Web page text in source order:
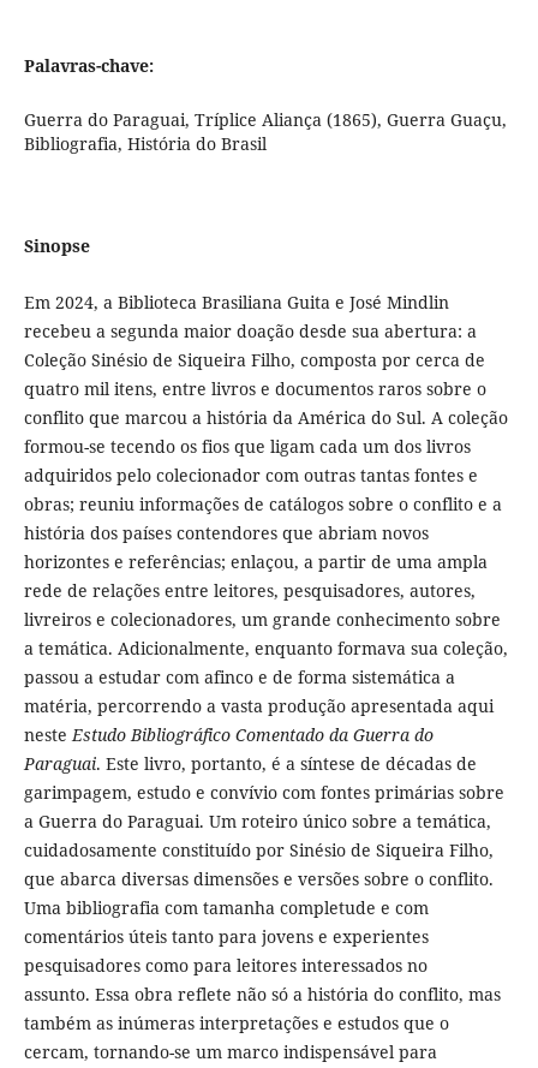
Palavras-chave:
Guerra do Paraguai, Tríplice Aliança (1865), Guerra Guaçu,
Bibliografia, História do Brasil
Sinopse
Em 2024, a Biblioteca Brasiliana Guita e José Mindlin
recebeu a segunda maior doação desde sua abertura: a
Coleção Sinésio de Siqueira Filho, composta por cerca de
quatro mil itens, entre livros e documentos raros sobre o
conflito que marcou a história da América do Sul. A coleção
formou-se tecendo os fios que ligam cada um dos livros
adquiridos pelo colecionador com outras tantas fontes e
obras; reuniu informações de catálogos sobre o conflito e a
história dos países contendores que abriam novos
horizontes e referências; enlaçou, a partir de uma ampla
rede de relações entre leitores, pesquisadores, autores,
livreiros e colecionadores, um grande conhecimento sobre
a temática. Adicionalmente, enquanto formava sua coleção,
passou a estudar com afinco e de forma sistemática a
matéria, percorrendo a vasta produção apresentada aqui
nesteEstudo Bibliográfico Comentado da Guerra do
Paraguai. Este livro, portanto, é a síntese de décadas de
garimpagem, estudo e convívio com fontes primárias sobre
a Guerra do Paraguai. Um roteiro único sobre a temática,
cuidadosamente constituído por Sinésio de Siqueira Filho,
que abarca diversas dimensões e versões sobre o conflito.
Uma bibliografia com tamanha completude e com
comentários úteis tanto para jovens e experientes
pesquisadores como para leitores interessados no
assunto. Essa obra reflete não só a história do conflito, mas
também as inúmeras interpretações e estudos que o
cercam, tornando-se um marco indispensável para